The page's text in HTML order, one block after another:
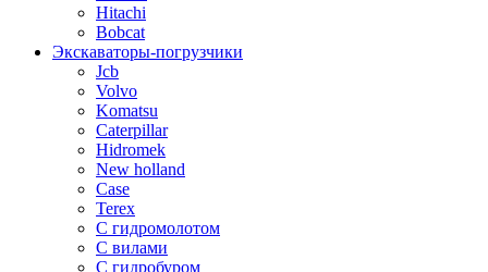
Hitachi
Bobcat
Экскаваторы-погрузчики
Jcb
Volvo
Komatsu
Caterpillar
Hidromek
New holland
Case
Terex
С гидромолотом
С вилами
С гидробуром